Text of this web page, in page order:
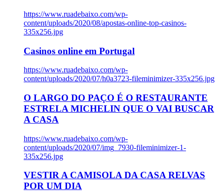
https://www.ruadebaixo.com/wp-
content/uploads/2020/08/apostas-online-top-casinos-
335x256.jpg
Casinos online em Portugal
https://www.ruadebaixo.com/wp-
content/uploads/2020/07/h0a3723-fileminimizer-335x256.jpg
O LARGO DO PAÇO É O RESTAURANTE
ESTRELA MICHELIN QUE O VAI BUSCAR
A CASA
https://www.ruadebaixo.com/wp-
content/uploads/2020/07/img_7930-fileminimizer-1-
335x256.jpg
VESTIR A CAMISOLA DA CASA RELVAS
POR UM DIA